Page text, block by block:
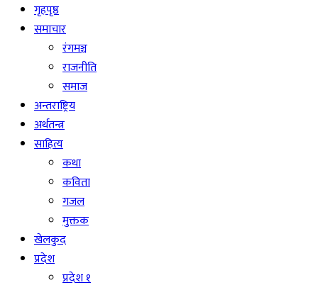
गृहपृष्ठ
समाचार
रंगमञ्च
राजनीति
समाज
अन्तराष्ट्रिय
अर्थतन्त्र
साहित्य
कथा
कविता
गजल
मुक्तक
खेलकुद
प्रदेश
प्रदेश १